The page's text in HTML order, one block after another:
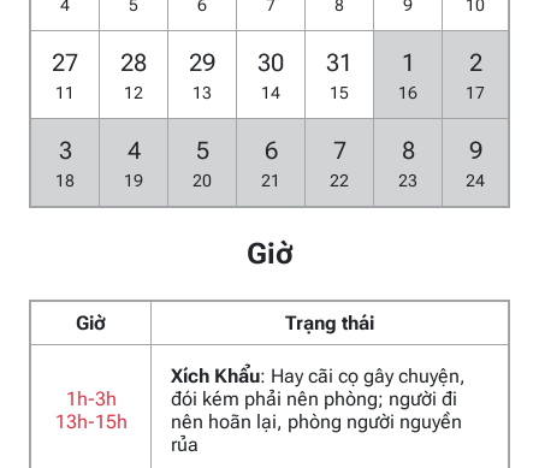
4 5 6 7 8 9 10
27
11
28
12
29
13
30
14
31
15
1
16
2
17
3
18
4
19
5
20
6
21
7
22
8
23
9
24
Giờ
Giờ Trạng thái
1h-3h
13h-15h
Xích Khẩu: Hay cãi cọ gây chuyện,
đói kém phải nên phòng; người đi
nên hoãn lại, phòng người nguyền
rủa